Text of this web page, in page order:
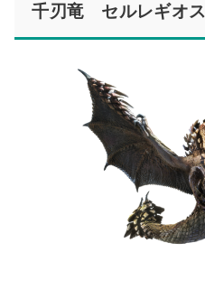
千刃竜 セルレギオス